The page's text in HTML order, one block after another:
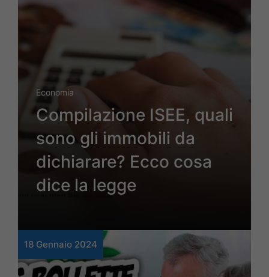
Economia
Compilazione ISEE, quali
sono gli immobili da
dichiarare? Ecco cosa
dice la legge
18 Gennaio 2024